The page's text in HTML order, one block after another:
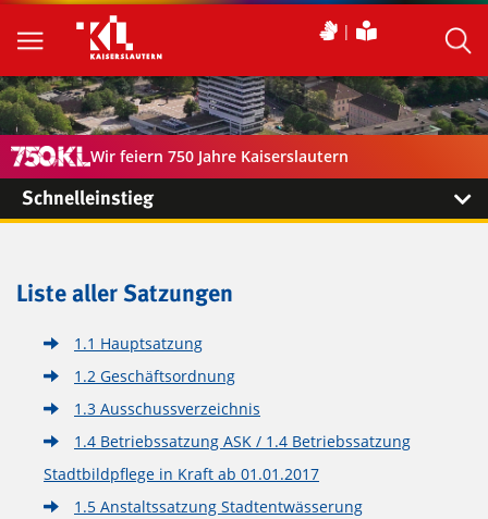
Wir feiern 750 Jahre Kaiserslautern
Schnelleinstieg
Liste aller Satzungen
1.1 Hauptsatzung
1.2 Geschäftsordnung
1.3 Ausschussverzeichnis
1.4 Betriebssatzung ASK / 1.4 Betriebssatzung
Stadtbildpflege in Kraft ab 01.01.2017
1.5 Anstaltssatzung Stadtentwässerung